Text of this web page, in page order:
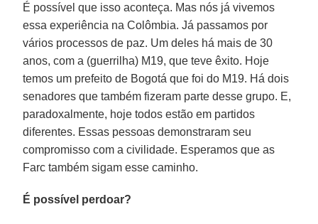
É possível que isso aconteça. Mas nós já vivemos
essa experiência na Colômbia. Já passamos por
vários processos de paz. Um deles há mais de 30
anos, com a (guerrilha) M19, que teve êxito. Hoje
temos um prefeito de Bogotá que foi do M19. Há dois
senadores que também fizeram parte desse grupo. E,
paradoxalmente, hoje todos estão em partidos
diferentes. Essas pessoas demonstraram seu
compromisso com a civilidade. Esperamos que as
Farc também sigam esse caminho.
É possível perdoar?